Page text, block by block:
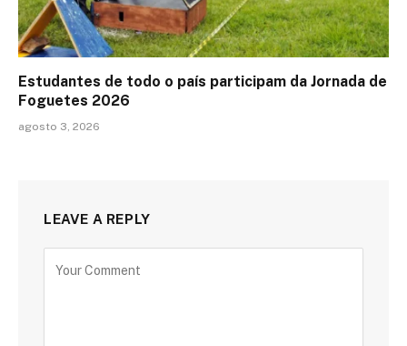
Estudantes de todo o país participam da Jornada de
Foguetes 2026
agosto 3, 2026
LEAVE A REPLY